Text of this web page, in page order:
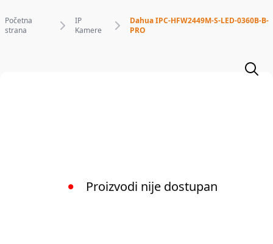
Početna
strana
IP
Kamere
Dahua IPC-HFW2449M-S-LED-0360B-B-
PRO
Proizvodi nije dostupan